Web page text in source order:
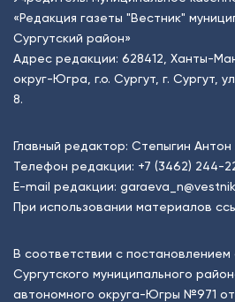
«Редакция газеты "Вестник"
Сургутский район»
Адрес редакции: 628412, Ханты-
округ-Югра, г.о. Сургут, г. Сургут,
8.
Главный редактор: Степыгин
Телефон редакции: +7 (3462) 244-
E-mail редакции:
При использовании материалов
В соответствии с
Сургутского муниципального
автономного округа-Югры №971 от